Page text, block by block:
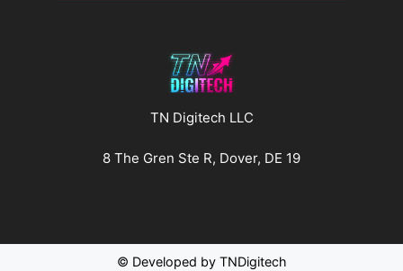
TN Digitech LLC
8 The Gren Ste R, Dover, DE 19